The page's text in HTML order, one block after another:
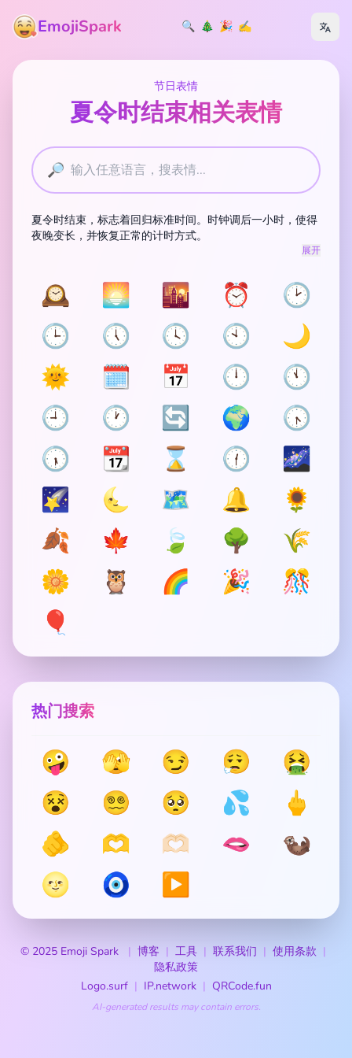
EmojiSpark 🔍 🎄 🎉 ✍️
节日表情
夏令时结束相关表情
🔎
夏令时结束，标志着回归标准时间。时钟调后一小时，使得
夜晚变长，并恢复正常的计时方式。
展开
🕰️ 🌅 🌇 ⏰
🕑
🕒
🕔 🕓 🕙
🌙
🌞
🗓️ 📅 🕛
🕚
🕘
🕐 🔄 🌍
🕟
🕠
📆 ⌛ 🕧
🌌
🌠
🌜 🗺️ 🔔
🌻
🍂
🍁 🍃 🌳
🌾
🌼
🦉 🌈 🎉
🎊
🎈
热门搜索
🤪 🫣 😏 😮‍💨
🤮
😵
😵‍💫 🥺 💦
🖕
🫵
🫶 🫶🏻 🫦
🦦
🌝
🧿 ▶️
© 2025 Emoji Spark 博客 工具 联系我们
使用条款
隐私政策
Logo.surf
IP.network QRCode.fun
AI-generated results may contain errors.